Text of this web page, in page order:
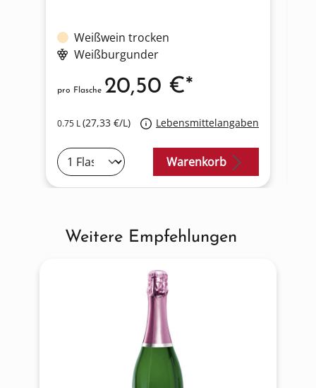
Weißwein trocken
Weißburgunder
0.75 L(27,33 €/L) Lebensmittelangaben
pro Flasche 20,50 €*
Warenkorb
Produktgalerie überspringen
Weitere Empfehlungen